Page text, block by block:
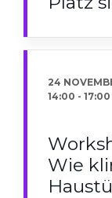
24
14:00 - 17:00
Wie